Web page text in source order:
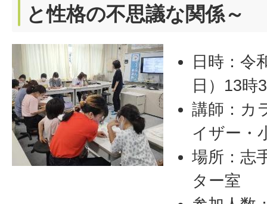
と性格の不思議な関係～
日時：令
日）13時
講師：カ
イザー・
場所：志
ター室